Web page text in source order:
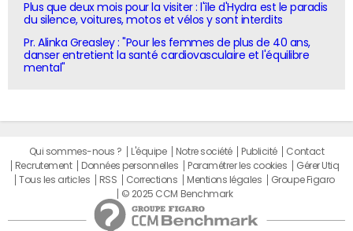
Plus que deux mois pour la visiter : l'île d'Hydra est le paradis
du silence, voitures, motos et vélos y sont interdits
Pr. Alinka Greasley : "Pour les femmes de plus de 40 ans,
danser entretient la santé cardiovasculaire et l'équilibre
mental"
Qui sommes-nous ? L'équipe Notre société Publicité
Contact
Recrutement
Données personnelles Paramétrer les cookies
Gérer Utiq
Tous les articles
RSS Corrections Mentions légales
Groupe Figaro
© 2025 CCM Benchmark